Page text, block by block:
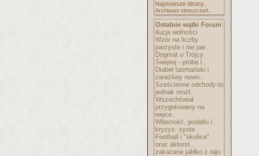
Najnowsze strony..
Archiwum streszczeń..
Ostatnie wątki Forum:
iluzja wolności
Wzór na liczby
parzyste i nie par..
Dogmat o Trójcy
Świętej - próba l..
Diabeł tasmański i
zaraźliwy nowo..
Sześcienne odchody-to
jednak możl..
Wszechświat
przygotowany na
więce..
Własność, podatki i
kryzys: syste..
Football i "okolice"
oraz aktorst..
zakazane jabłko z raju